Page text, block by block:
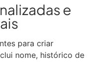
e
para criar
nome, histórico de